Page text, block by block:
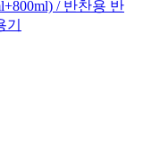
/ 반찬용 반
기